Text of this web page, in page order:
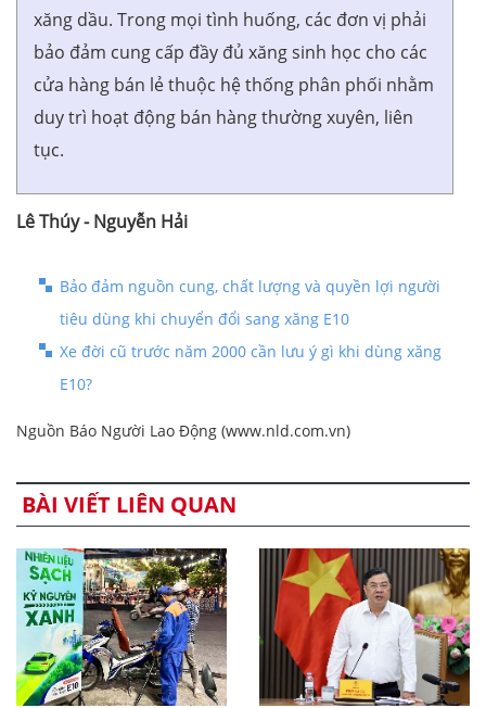
xăng dầu. Trong mọi tình huống, các đơn vị phải
bảo đảm cung cấp đầy đủ xăng sinh học cho các
cửa hàng bán lẻ thuộc hệ thống phân phối nhằm
duy trì hoạt động bán hàng thường xuyên, liên
tục.
Lê Thúy - Nguyễn Hải
Bảo đảm nguồn cung, chất lượng và quyền lợi người
tiêu dùng khi chuyển đổi sang xăng E10
Xe đời cũ trước năm 2000 cần lưu ý gì khi dùng xăng
E10?
Nguồn Báo Người Lao Động (www.nld.com.vn)
BÀI VIẾT LIÊN QUAN